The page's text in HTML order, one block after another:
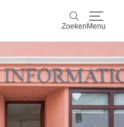
Zoeken Menu
Zoeken